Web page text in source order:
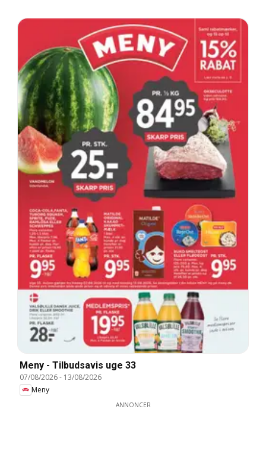
Meny - Tilbudsavis uge 33
07/08/2026- 13/08/2026
Meny
ANNONCER